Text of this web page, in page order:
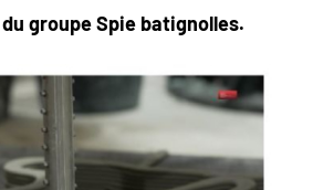
groupe Spie batignolles.